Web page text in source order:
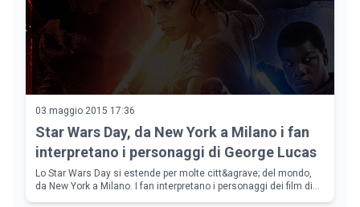
03 maggio 2015 17:36
Star Wars Day, da New York a Milano i fan
interpretano i personaggi di George Lucas
Lo Star Wars Day si estende per molte citt&agrave; del mondo,
da New York a Milano. I fan interpretano i personaggi dei film di